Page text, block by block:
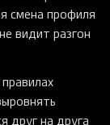
смена профиля
видит разгон
друг на друга